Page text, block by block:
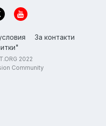
За контакти
2022
Community